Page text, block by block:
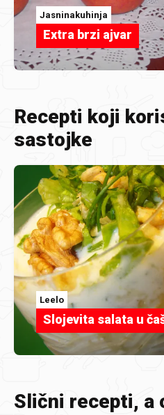
Jasninakuhinja
Extra brzi ajvar
Recepti koji
sastojke
Leelo
Slojevita salata u
Slični recepti, a